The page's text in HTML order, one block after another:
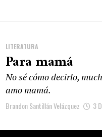
LITERATURA
Para mamá
No sé cómo decirlo,
amo mamá.
Brandon Santillán Velázquez 3